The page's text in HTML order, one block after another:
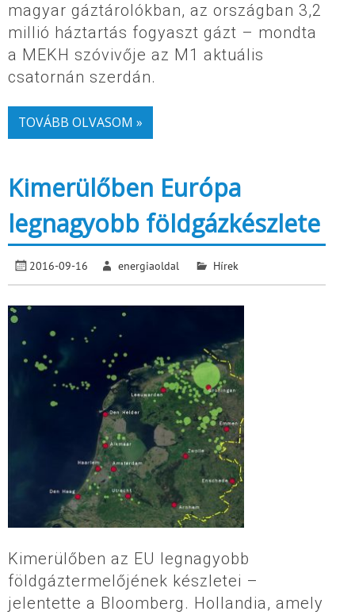
magyar gáztárolókban, az országban 3,2
millió háztartás fogyaszt gázt – mondta
a MEKH szóvivője az M1 aktuális
csatornán szerdán.
TOVÁBB OLVASOM »
Kimerülőben Európa
legnagyobb földgázkészlete
2016-09-16 energiaoldal Hírek
Kimerülőben az EU legnagyobb
földgáztermelőjének készletei –
jelentette a Bloomberg. Hollandia, amely